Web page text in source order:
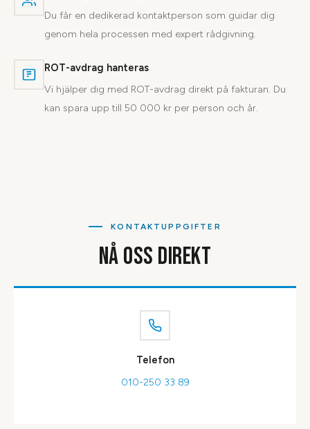
Du får en dedikerad kontaktperson som guidar dig
genom hela processen med expert rådgivning.
ROT-avdrag hanteras
Vi hjälper dig med ROT-avdrag direkt på fakturan. Du
kan spara upp till 50 000 kr per person och år.
KONTAKTUPPGIFTER
NÅ OSS DIREKT
Telefon
010-250 33 89